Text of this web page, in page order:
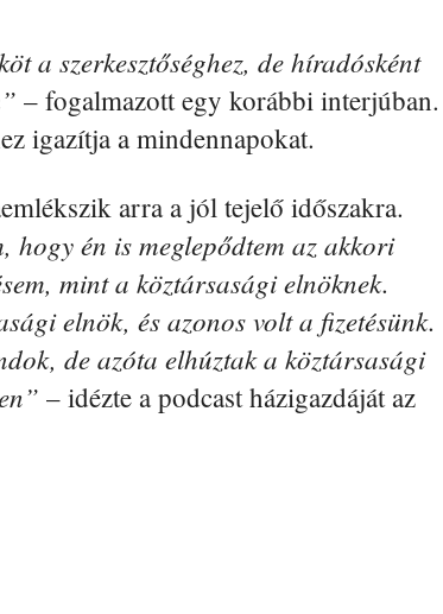
a szerkesztőséghez, de híradósként
– fogalmazott egy korábbi interjúban.
igazítja a mindennapokat.
arra a jól tejelő időszakra.
hogy én is meglepődtem az akkori
mint a köztársasági elnöknek.
elnök, és azonos volt a fizetésünk.
de azóta elhúztak a köztársasági
– idézte a podcast házigazdáját az